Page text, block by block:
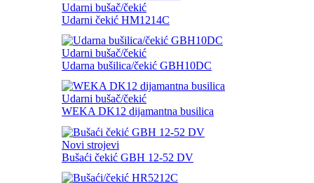
Udarni bušač/čekić
Udarni čekić HM1214C
Udarni bušač/čekić
Udarna bušilica/čekić GBH10DC
Udarni bušač/čekić
WEKA DK12 dijamantna busilica
Novi strojevi
Bušaći čekić GBH 12-52 DV